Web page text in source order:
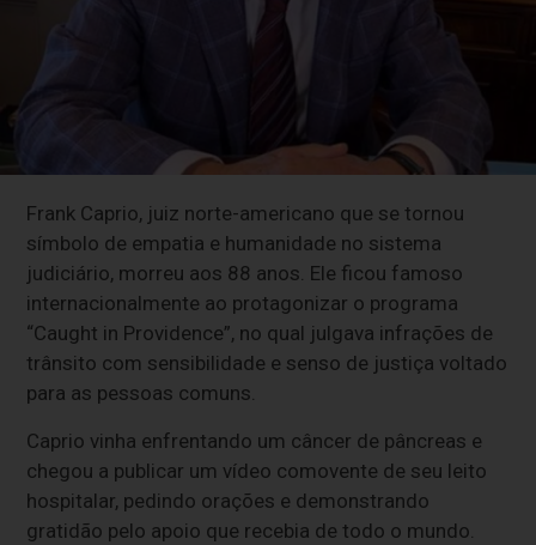
Frank Caprio, juiz norte-americano que se tornou
símbolo de empatia e humanidade no sistema
judiciário, morreu aos 88 anos. Ele ficou famoso
internacionalmente ao protagonizar o programa
“Caught in Providence”, no qual julgava infrações de
trânsito com sensibilidade e senso de justiça voltado
para as pessoas comuns.
Caprio vinha enfrentando um câncer de pâncreas e
chegou a publicar um vídeo comovente de seu leito
hospitalar, pedindo orações e demonstrando
gratidão pelo apoio que recebia de todo o mundo.